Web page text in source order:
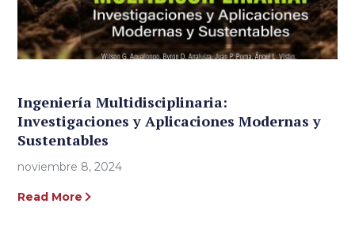
Ingeniería Multidisciplinaria:
Investigaciones y Aplicaciones Modernas y
Sustentables
noviembre 8, 2024
Read More